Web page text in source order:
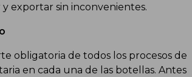
exportar sin inconvenientes.
obligatoria de todos los procesos de
en cada una de las botellas. Antes